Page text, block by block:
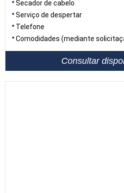
Secador de cabelo
Serviço de despertar
Telefone
Comodidades (mediante
Consultar